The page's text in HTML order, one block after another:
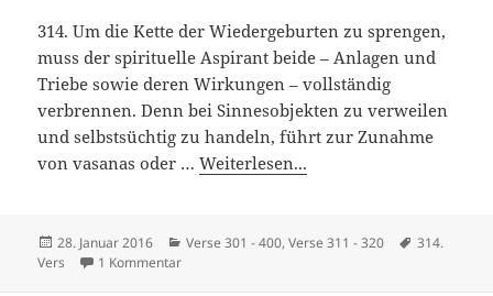
314. Um die Kette der Wiedergeburten zu sprengen,
muss der spirituelle Aspirant beide – Anlagen und
Triebe sowie deren Wirkungen – vollständig
verbrennen. Denn bei Sinnesobjekten zu verweilen
und selbstsüchtig zu handeln, führt zur Zunahme
von vasanas oder …Weiterlesen...
Veröffentlicht
am
28. Januar 2016 Kategorien
Verse 301 - 400,Verse 311 - 320
314.
Vers
1 Kommentarzu Viveka Chudamani – Vers 314